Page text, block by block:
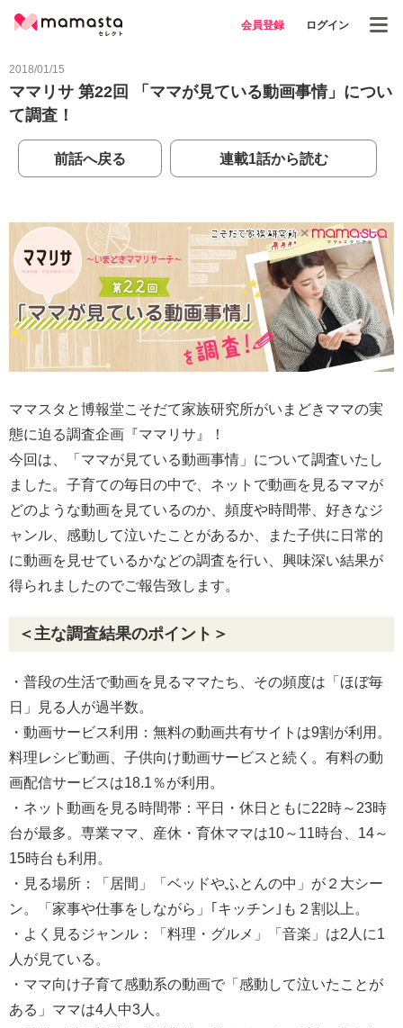
会員登録 ログイン
2018/01/15
ママリサ 第22回 「ママが見ている動画事情」につい
て調査！
前話へ戻る 連載1話から読む
ママスタと博報堂こそだて家族研究所がいまどきママの実
態に迫る調査企画『ママリサ』！
今回は、「ママが見ている動画事情」について調査いたし
ました。子育ての毎日の中で、ネットで動画を見るママが
どのような動画を見ているのか、頻度や時間帯、好きなジ
ャンル、感動して泣いたことがあるか、また子供に日常的
に動画を見せているかなどの調査を行い、興味深い結果が
得られましたのでご報告致します。
＜主な調査結果のポイント＞
・普段の生活で動画を見るママたち、その頻度は「ほぼ毎
日」見る人が過半数。
・動画サービス利用：無料の動画共有サイトは9割が利用。
料理レシピ動画、子供向け動画サービスと続く。有料の動
画配信サービスは18.1％が利用。
・ネット動画を見る時間帯：平日・休日ともに22時～23時
台が最多。専業ママ、産休・育休ママは10～11時台、14～
15時台も利用。
・見る場所：「居間」「ベッドやふとんの中」が２大シー
ン。「家事や仕事をしながら」｢キッチン｣も２割以上。
・よく見るジャンル：「料理・グルメ」「音楽」は2人に1
人が見ている。
・ママ向け子育て感動系の動画で「感動して泣いたことが
ある」ママは4人中3人。